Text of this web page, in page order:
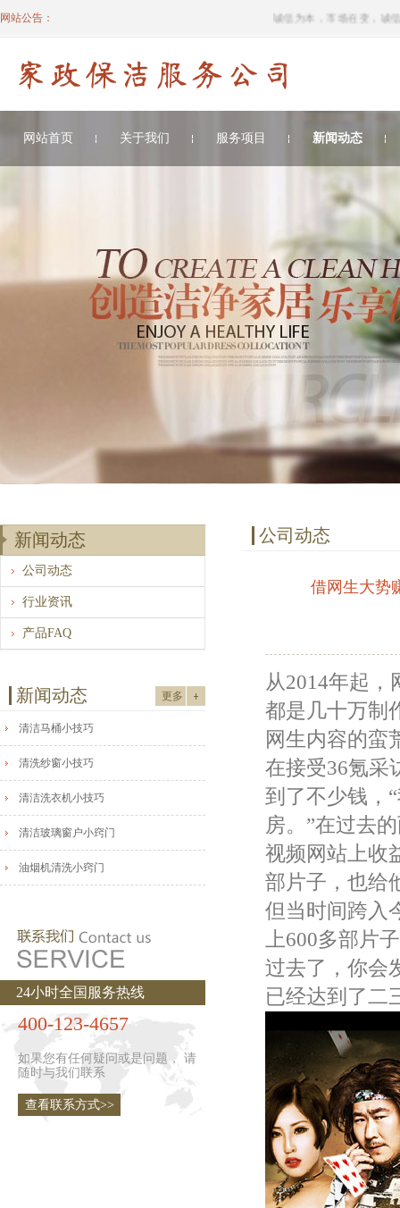
网站公告： 诚信为本，市场在变，诚信
网站首页 关于我们 服务项目 新闻动态
新闻动态
公司动态
行业资讯
产品FAQ
新闻动态 更多
清洁马桶小技巧
清洗纱窗小技巧
清洁洗衣机小技巧
清洁玻璃窗户小窍门
油烟机清洗小窍门
24小时全国服务热线
400-123-4657
如果您有任何疑问或是问题， 请
随时与我们联系
查看联系方式>>
公司动态
借网生大势
从2014年起
都是几十万制
网生内容的蛮
在接受36氪采
到了不少钱，
房。”在过去
视频网站上收
部片子，也给
但当时间跨入
上600多部片
过去了，你会
已经达到了二